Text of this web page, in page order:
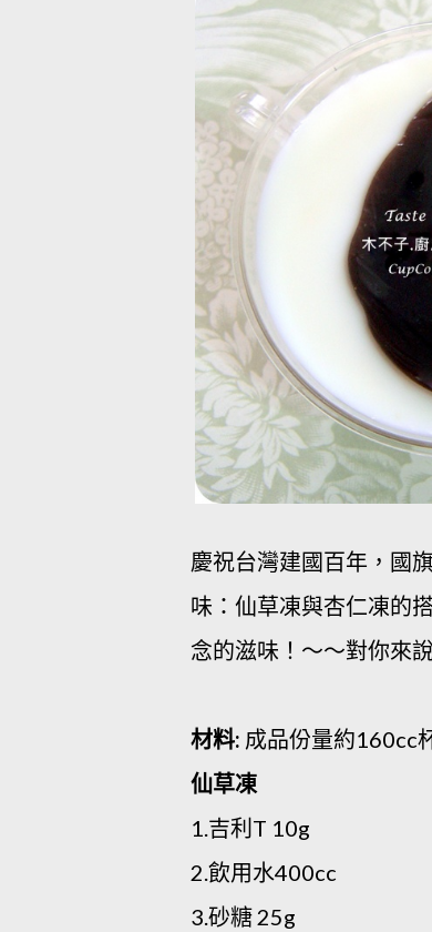
慶祝台灣建國百年，國
味：仙草凍與杏仁凍的
念的滋味！～～對你來
材料: 成品份量約160cc
仙草凍
1.吉利T 10g
2.飲用水400cc
3.砂糖 25g